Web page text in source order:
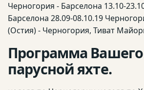
Черногория - Барселона 13.10-
Барселона 28.09-08.10.19
(Остия) - Черногория, Тиват
Программа Вашего
парусной яхте.